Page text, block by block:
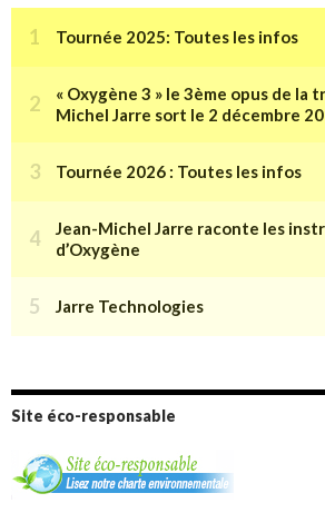
Site éco-responsable